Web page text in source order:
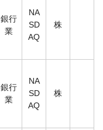
銀行
業
NA
SD
AQ
株
銀行
業
NA
SD
AQ
株